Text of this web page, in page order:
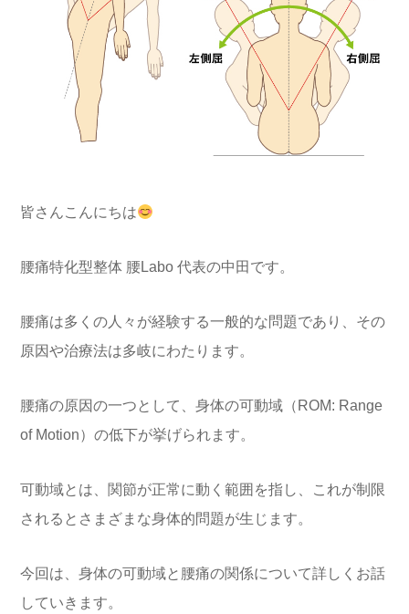
皆さんこんにちは
腰痛特化型整体 腰Labo 代表の中田です。
腰痛は多くの人々が経験する一般的な問題であり、その
原因や治療法は多岐にわたります。
腰痛の原因の一つとして、身体の可動域（ROM: Range
of Motion）の低下が挙げられます。
可動域とは、関節が正常に動く範囲を指し、これが制限
されるとさまざまな身体的問題が生じます。
今回は、身体の可動域と腰痛の関係について詳しくお話
していきます。